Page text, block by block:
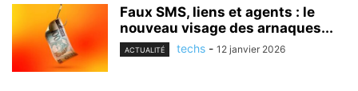
Faux SMS, liens et agents : le
nouveau visage des arnaques...
ACTUALITÉ techs - 12 janvier 2026